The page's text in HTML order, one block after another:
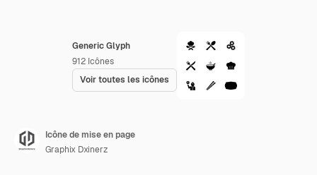
Generic Glyph
912 Icônes
Voir toutes les icônes
Icône de mise en page
Graphix Dxinerz